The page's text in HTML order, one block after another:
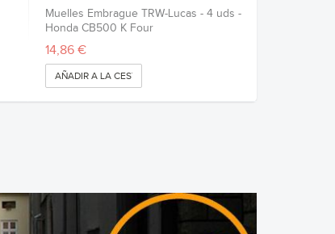
Muelles Embrague TRW-Lucas - 4 uds -
Honda CB500 K Four
14,86 €
AÑADIR A LA CESTA